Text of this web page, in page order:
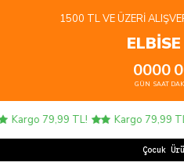
1500 TL VE ÜZERI
00
GÜN
00
SAAT
Kargo 79,99 TL! Kargo 79,99 TL!
Çocuk